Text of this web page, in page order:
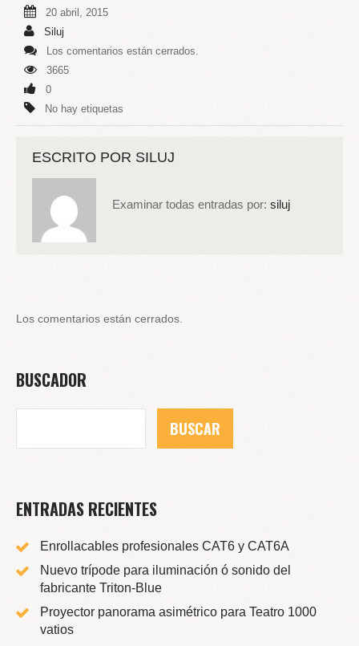
20 abril, 2015
Siluj
Los comentarios están cerrados.
3665
0
No hay etiquetas
ESCRITO POR SILUJ
Examinar todas entradas por: siluj
Los comentarios están cerrados.
BUSCADOR
ENTRADAS RECIENTES
Enrollacables profesionales CAT6 y CAT6A
Nuevo trípode para iluminación ó sonido del
fabricante Triton-Blue
Proyector panorama asimétrico para Teatro 1000
vatios